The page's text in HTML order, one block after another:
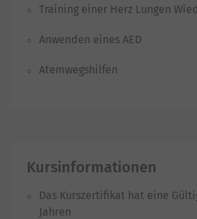
Training einer Herz Lungen
Anwenden eines AED
Atemwegshilfen
Kursinformationen
Das Kurszertifikat hat eine
Jahren